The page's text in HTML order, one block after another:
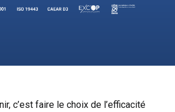
c’est faire le choix de l’efficacité